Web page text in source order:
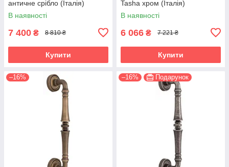
античне срібло (Італія)
В наявності
7 400 ₴ 8 810 ₴
Купити
Tasha хром (Італія)
В наявності
6 066 ₴ 7 221 ₴
Купити
–16% –16% Подарунок